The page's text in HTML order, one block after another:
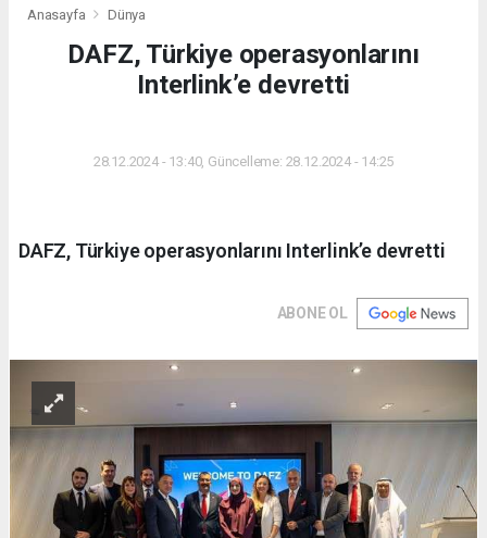
Anasayfa Dünya
DAFZ, Türkiye operasyonlarını
Interlink’e devretti
28.12.2024 - 13:40, Güncelleme: 28.12.2024 - 14:25
DAFZ, Türkiye operasyonlarını Interlink’e devretti
ABONE OL